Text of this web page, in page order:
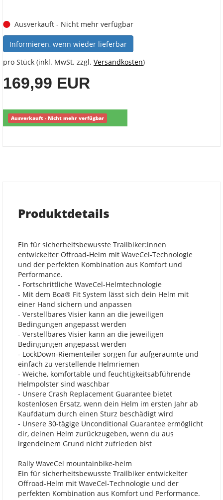
Ausverkauft - Nicht mehr verfügbar
Informieren, wenn wieder lieferbar
pro Stück (inkl. MwSt. zzgl. Versandkosten)
169,99 EUR
Ausverkauft - Nicht mehr verfügbar
Produktdetails
Ein für sicherheitsbewusste Trailbiker:innen
entwickelter Offroad-Helm mit WaveCel-Technologie
und der perfekten Kombination aus Komfort und
Performance.
- Fortschrittliche WaveCel-Helmtechnologie
- Mit dem Boa® Fit System lässt sich dein Helm mit
einer Hand sichern und anpassen
- Verstellbares Visier kann an die jeweiligen
Bedingungen angepasst werden
- Verstellbares Visier kann an die jeweiligen
Bedingungen angepasst werden
- LockDown-Riementeiler sorgen für aufgeräumte und
einfach zu verstellende Helmriemen
- Weiche, komfortable und feuchtigkeitsabführende
Helmpolster sind waschbar
- Unsere Crash Replacement Guarantee bietet
kostenlosen Ersatz, wenn dein Helm im ersten Jahr ab
Kaufdatum durch einen Sturz beschädigt wird
- Unsere 30-tägige Unconditional Guarantee ermöglicht
dir, deinen Helm zurückzugeben, wenn du aus
irgendeinem Grund nicht zufrieden bist
Rally WaveCel mountainbike-helm
Ein für sicherheitsbewusste Trailbiker entwickelter
Offroad-Helm mit WaveCel-Technologie und der
perfekten Kombination aus Komfort und Performance.